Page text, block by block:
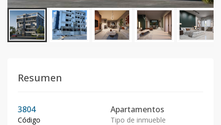
Resumen
3804
Código
Apartamentos
Tipo de inmueble